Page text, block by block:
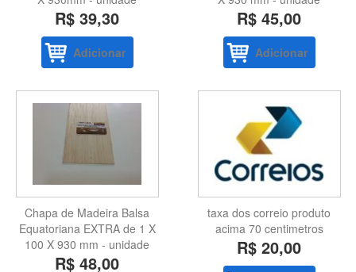
R$ 39,30
Adicionar
R$ 45,00
Adicionar
Chapa de Madeira Balsa
Equatoriana EXTRA de 1 X
100 X 930 mm - unidade
R$ 48,00
taxa dos correio produto
acima 70 centimetros
R$ 20,00